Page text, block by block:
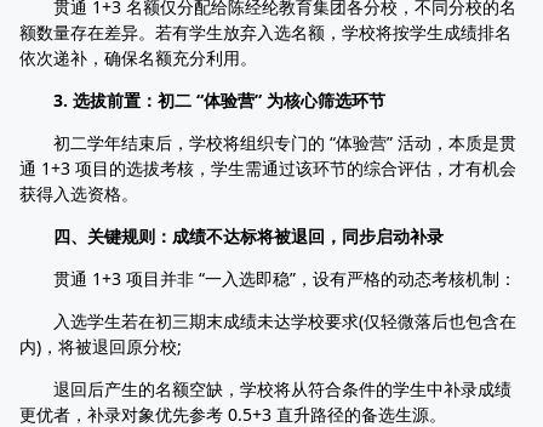
贯通 1+3 名额仅分配给陈经纶教育集团各分校，不同分校的名
额数量存在差异。若有学生放弃入选名额，学校将按学生成绩排名
依次递补，确保名额充分利用。
3. 选拔前置：初二 “体验营” 为核心筛选环节
初二学年结束后，学校将组织专门的 “体验营” 活动，本质是贯
通 1+3 项目的选拔考核，学生需通过该环节的综合评估，才有机会
获得入选资格。
四、关键规则：成绩不达标将被退回，同步启动补录
贯通 1+3 项目并非 “一入选即稳”，设有严格的动态考核机制：
入选学生若在初三期末成绩未达学校要求(仅轻微落后也包含在
内)，将被退回原分校;
退回后产生的名额空缺，学校将从符合条件的学生中补录成绩
更优者，补录对象优先参考 0.5+3 直升路径的备选生源。